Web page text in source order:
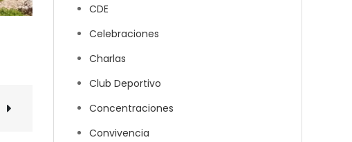
CDE
Celebraciones
Charlas
Club Deportivo
Concentraciones
Convivencia